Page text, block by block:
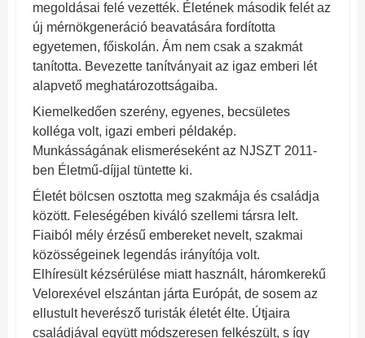
megoldásai felé vezették. Életének második felét az
új mérnökgeneráció beavatására fordította
egyetemen, főiskolán. Ám nem csak a szakmát
tanította. Bevezette tanítványait az igaz emberi lét
alapvető meghatározottságaiba.
Kiemelkedően szerény, egyenes, becsületes
kolléga volt, igazi emberi példakép.
Munkásságának elismeréseként az NJSZT 2011-
ben Életmű-díjjal tüntette ki.
Életét bölcsen osztotta meg szakmája és családja
között. Feleségében kiváló szellemi társra lelt.
Fiaiból mély érzésű embereket nevelt, szakmai
közösségeinek legendás irányítója volt.
Elhíresült kézsérülése miatt használt, háromkerekű
Velorexével elszántan járta Európát, de sosem az
ellustult heverésző turisták életét élte. Útjaira
családjával együtt módszeresen felkészült, s így